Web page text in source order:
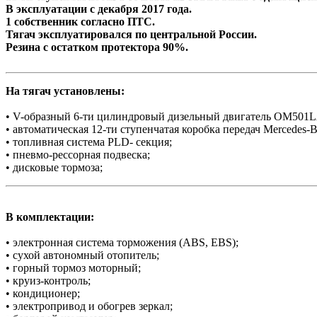
В эксплуатации с декабря 2017 года.
1 собственник согласно ПТС.
Тягач эксплуатировался по центральной России.
Резина с остатком протектора 90%.
На тягач установлены:
• V-образный 6-ти цилиндровый дизельный двигатель
• автоматическая 12-ти ступенчатая коробка передач Mercedes-
• топливная система PLD- секция;
• пневмо-рессорная подвеска;
• дисковые тормоза;
В комплектации:
• электронная система торможения (АBS, EBS);
• сухой автономный отопитель;
• горный тормоз моторный;
• круиз-контроль;
• кондиционер;
• электропривод и обогрев зеркал;